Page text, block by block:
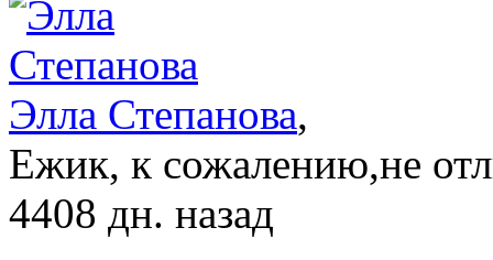
Элла Степанова,
Ежик, к сожалению,не
4408 дн. назад